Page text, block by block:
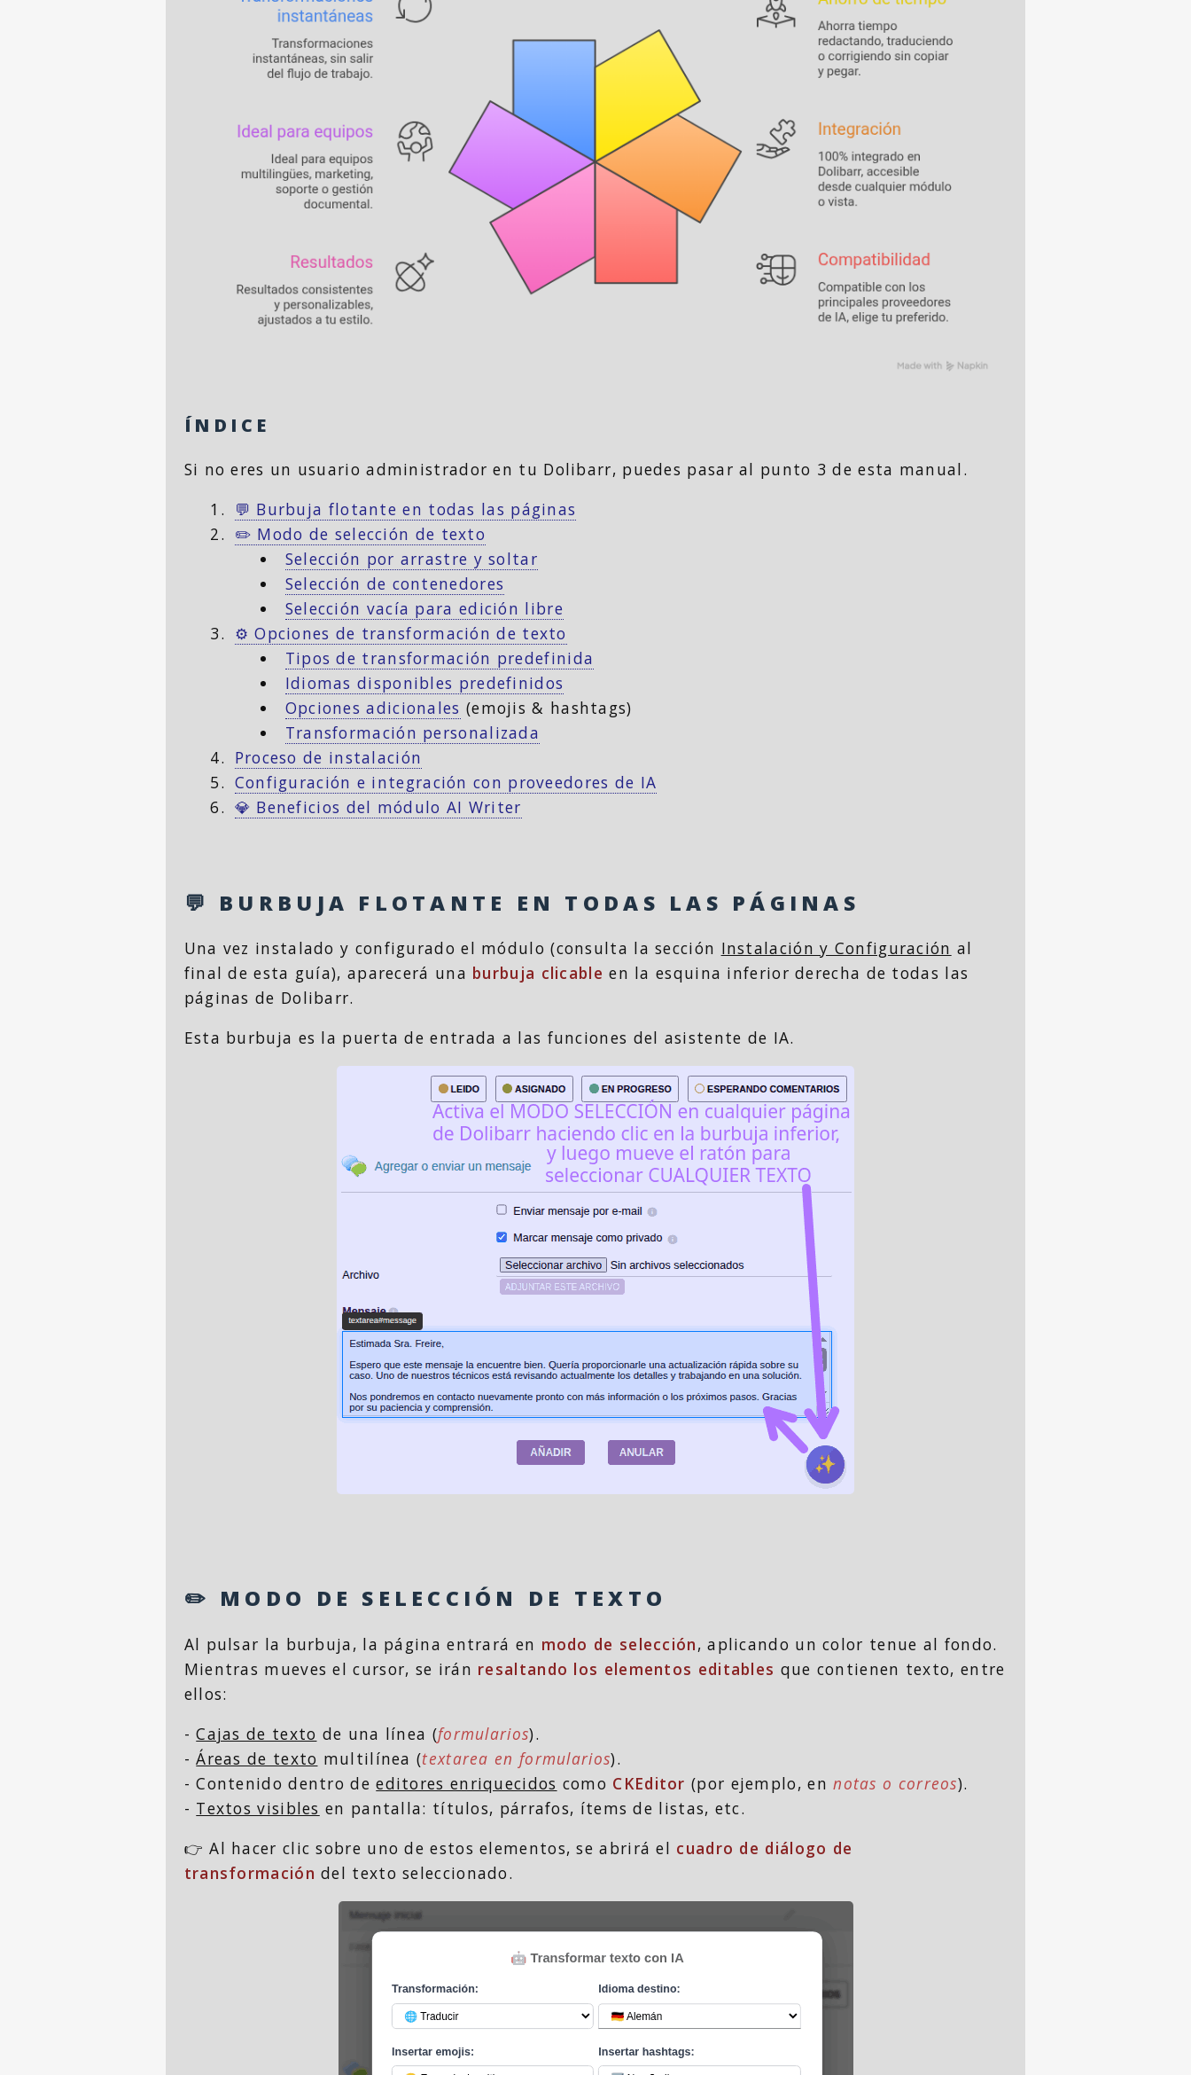
ÍNDICE
Si no eres un usuario administrador en tu Dolibarr, puedes pasar al punto 3 de esta manual.
💬 Burbuja flotante en todas las páginas
✏️ Modo de selección de texto
Selección por arrastre y soltar
Selección de contenedores
Selección vacía para edición libre
⚙️ Opciones de transformación de texto
Tipos de transformación predefinida
Idiomas disponibles predefinidos
Opciones adicionales (emojis & hashtags)
Transformación personalizada
Proceso de instalación
Configuración e integración con proveedores de IA
💎 Beneficios del módulo AI Writer
💬 BURBUJA FLOTANTE EN TODAS LAS PÁGINAS
Una vez instalado y configurado el módulo (consulta la sección Instalación y Configuración al
final de esta guía), aparecerá una burbuja clicable en la esquina inferior derecha de todas las
páginas de Dolibarr.
Esta burbuja es la puerta de entrada a las funciones del asistente de IA.
✏️ MODO DE SELECCIÓN DE TEXTO
Al pulsar la burbuja, la página entrará en modo de selección, aplicando un color tenue al fondo.
Mientras mueves el cursor, se irán resaltando los elementos editables que contienen texto, entre
ellos:
-Cajas de texto de una línea (formularios).
-Áreas de texto multilínea (textarea en formularios).
- Contenido dentro deeditores enriquecidos como CKEditor (por ejemplo, ennotas o correos).
- Textos visibles en pantalla: títulos, párrafos, ítems de listas, etc.
👉 Al hacer clic sobre uno de estos elementos, se abrirá el cuadro de diálogo de
transformación del texto seleccionado.